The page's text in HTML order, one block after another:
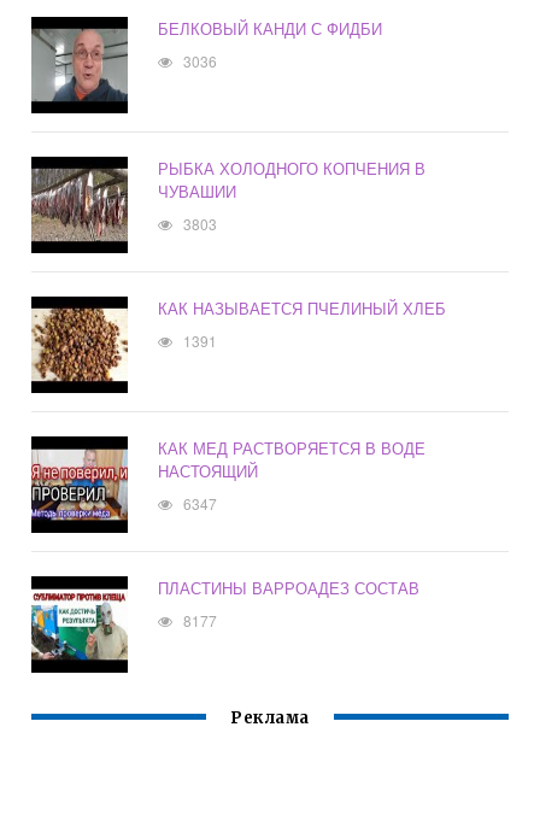
БЕЛКОВЫЙ КАНДИ С ФИДБИ
3036
РЫБКА ХОЛОДНОГО КОПЧЕНИЯ В
ЧУВАШИИ
3803
КАК НАЗЫВАЕТСЯ ПЧЕЛИНЫЙ ХЛЕБ
1391
КАК МЕД РАСТВОРЯЕТСЯ В ВОДЕ
НАСТОЯЩИЙ
6347
ПЛАСТИНЫ ВАРРОАДЕЗ СОСТАВ
8177
Реклама